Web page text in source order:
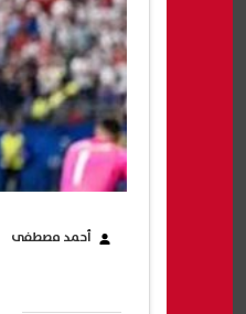
أحمد مصطفى